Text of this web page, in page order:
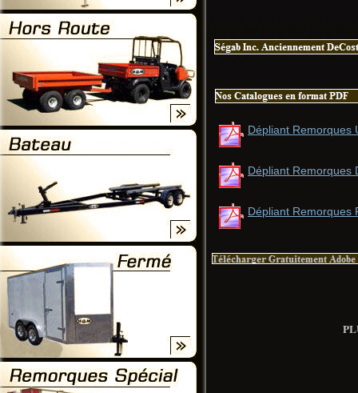
Dépliant Remorques
Dépliant Remorques
Dépliant Remorques